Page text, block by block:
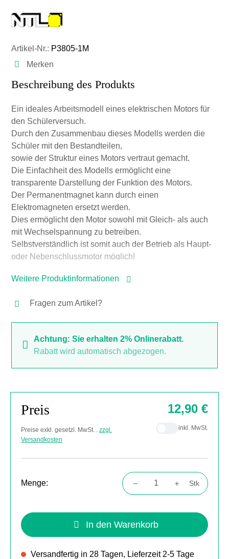
Artikel-Nr.: P3805-1M
Merken
Beschreibung des Produkts
Ein ideales Arbeitsmodell eines elektrischen Motors für
den Schülerversuch.
Durch den Zusammenbau dieses Modells werden die
Schüler mit den Bestandteilen,
sowie der Struktur eines Motors vertraut gemacht.
Die Einfachheit des Modells ermöglicht eine
transparente Darstellung der Funktion des Motors.
Der Permanentmagnet kann durch einen
Elektromagneten ersetzt werden.
Dies ermöglicht den Motor sowohl mit Gleich- als auch
mit Wechselspannung zu betreiben.
Selbstverständlich ist somit auch der Betrieb als Haupt-
oder Nebenschlussmotor möglich!
Riemenscheibe ausgestattet.
Arbeitsmodells ist im Lieferumfang enthalten!
Abmessungen (in Kunststoffbox): 140 x 90 x 30 mm
Abmessungen (fertiges Modell): 140 x 90 x 100 mm
Weitere Produktinformationen
Fragen zum Artikel?
Achtung: Sie erhalten 2% Onlinerabatt.
Rabatt wird automatisch abgezogen.
Preis
Preise exkl. gesetzl. MwSt. . zzgl.
Versandkosten
12,90 €
inkl. MwSt.
Menge:
Produkt Anzahl: Gib den gewünschten
Stk
In den Warenkorb
Versandfertig in 28 Tagen, Lieferzeit 2-5 Tage